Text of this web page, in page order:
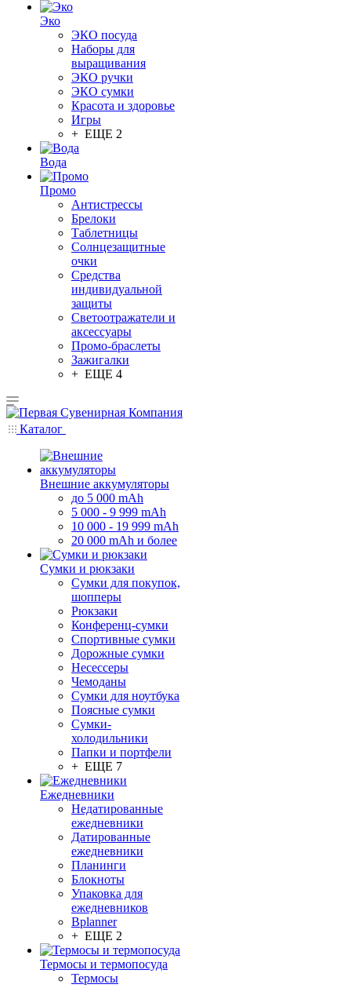
Эко
ЭКО посуда
Наборы для
выращивания
ЭКО ручки
ЭКО сумки
Красота и здоровье
Игры
+ ЕЩЕ 2
Вода
Промо
Антистрессы
Брелоки
Таблетницы
Солнцезащитные
очки
Средства
индивидуальной
защиты
Светоотражатели и
аксессуары
Промо-браслеты
Зажигалки
+ ЕЩЕ 4
Каталог
Внешние аккумуляторы
до 5 000 mAh
5 000 - 9 999 mAh
10 000 - 19 999 mAh
20 000 mAh и более
Сумки и рюкзаки
Сумки для покупок,
шопперы
Рюкзаки
Конференц-сумки
Спортивные сумки
Дорожные сумки
Несессеры
Чемоданы
Сумки для ноутбука
Поясные сумки
Сумки-
холодильники
Папки и портфели
+ ЕЩЕ 7
Ежедневники
Недатированные
ежедневники
Датированные
ежедневники
Планинги
Блокноты
Упаковка для
ежедневников
Bplanner
+ ЕЩЕ 2
Термосы и термопосуда
Термосы